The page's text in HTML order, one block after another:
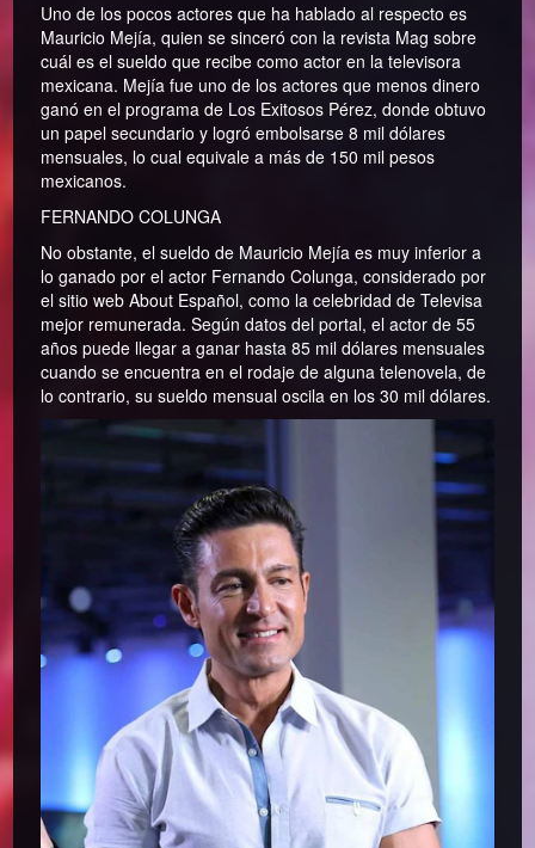
Uno de los pocos actores que ha hablado al respecto es
Mauricio Mejía, quien se sinceró con la revista Mag sobre
cuál es el sueldo que recibe como actor en la televisora
mexicana. Mejía fue uno de los actores que menos dinero
ganó en el programa de Los Exitosos Pérez, donde obtuvo
un papel secundario y logró embolsarse 8 mil dólares
mensuales, lo cual equivale a más de 150 mil pesos
mexicanos.
FERNANDO COLUNGA
No obstante, el sueldo de Mauricio Mejía es muy inferior a
lo ganado por el actor Fernando Colunga, considerado por
el sitio web About Español, como la celebridad de Televisa
mejor remunerada. Según datos del portal, el actor de 55
años puede llegar a ganar hasta 85 mil dólares mensuales
cuando se encuentra en el rodaje de alguna telenovela, de
lo contrario, su sueldo mensual oscila en los 30 mil dólares.